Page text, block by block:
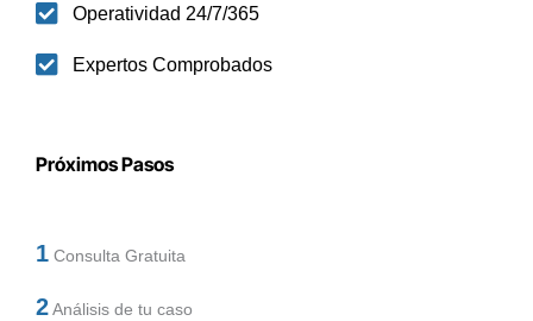
Operatividad 24/7/365
Expertos Comprobados
Próximos Pasos
1 Consulta Gratuita
2Análisis de tu caso